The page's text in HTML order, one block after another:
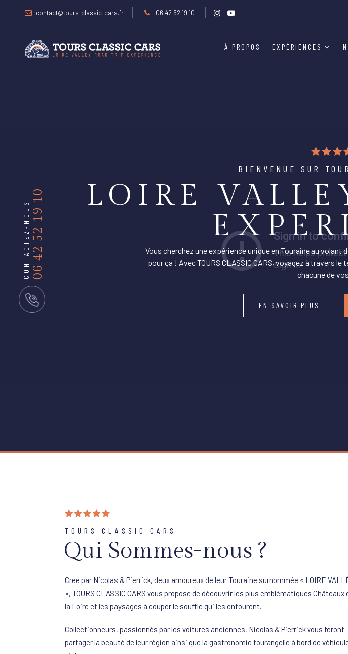
contact@tours-classic-cars.fr 06 42 52 19 10
À PROPOS EXPÉRIENCES
CONTACTEZ-NOUS06 42 52 19 10
BIENVENUE SUR
LOIRE
EN SAVOIR PLUS
Vous cherchez une expérience unique en Touraine au volant
pour ça ! Avec TOURS CLASSIC CARS, voyagez à travers
chacune de
TOURS CLASSIC CARS
Qui Sommes-nous ?
Créé par Nicolas & Pierrick, deux amoureux de leur Touraine surnommée « LOIRE
», TOURS CLASSIC CARS vous propose de découvrir les plus emblématiques Châteaux
la Loire et les paysages à couper le souffle qui les entourent.
Collectionneurs, passionnés par les voitures anciennes, Nicolas & Pierrick vous feront
partager la beauté de leur région ainsi que la gastronomie tourangelle à bord de